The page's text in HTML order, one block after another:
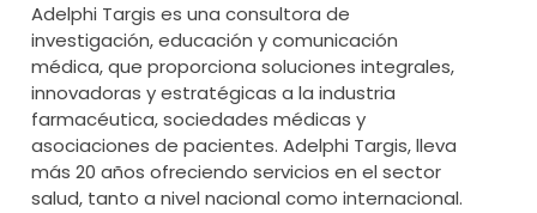
Adelphi Targis es una consultora de
investigación, educación y comunicación
médica, que proporciona soluciones integrales,
innovadoras y estratégicas a la industria
farmacéutica, sociedades médicas y
asociaciones de pacientes. Adelphi Targis, lleva
más 20 años ofreciendo servicios en el sector
salud, tanto a nivel nacional como internacional.